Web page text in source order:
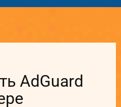
AdGuard